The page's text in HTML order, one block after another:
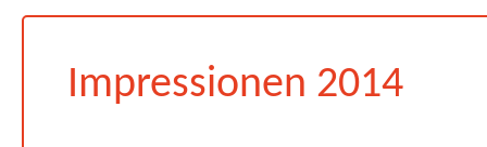
Impressionen 2014